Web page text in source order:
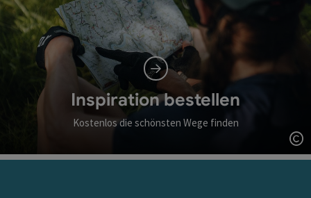
Inspiration bestellen
Kostenlos die schönsten Wege finden